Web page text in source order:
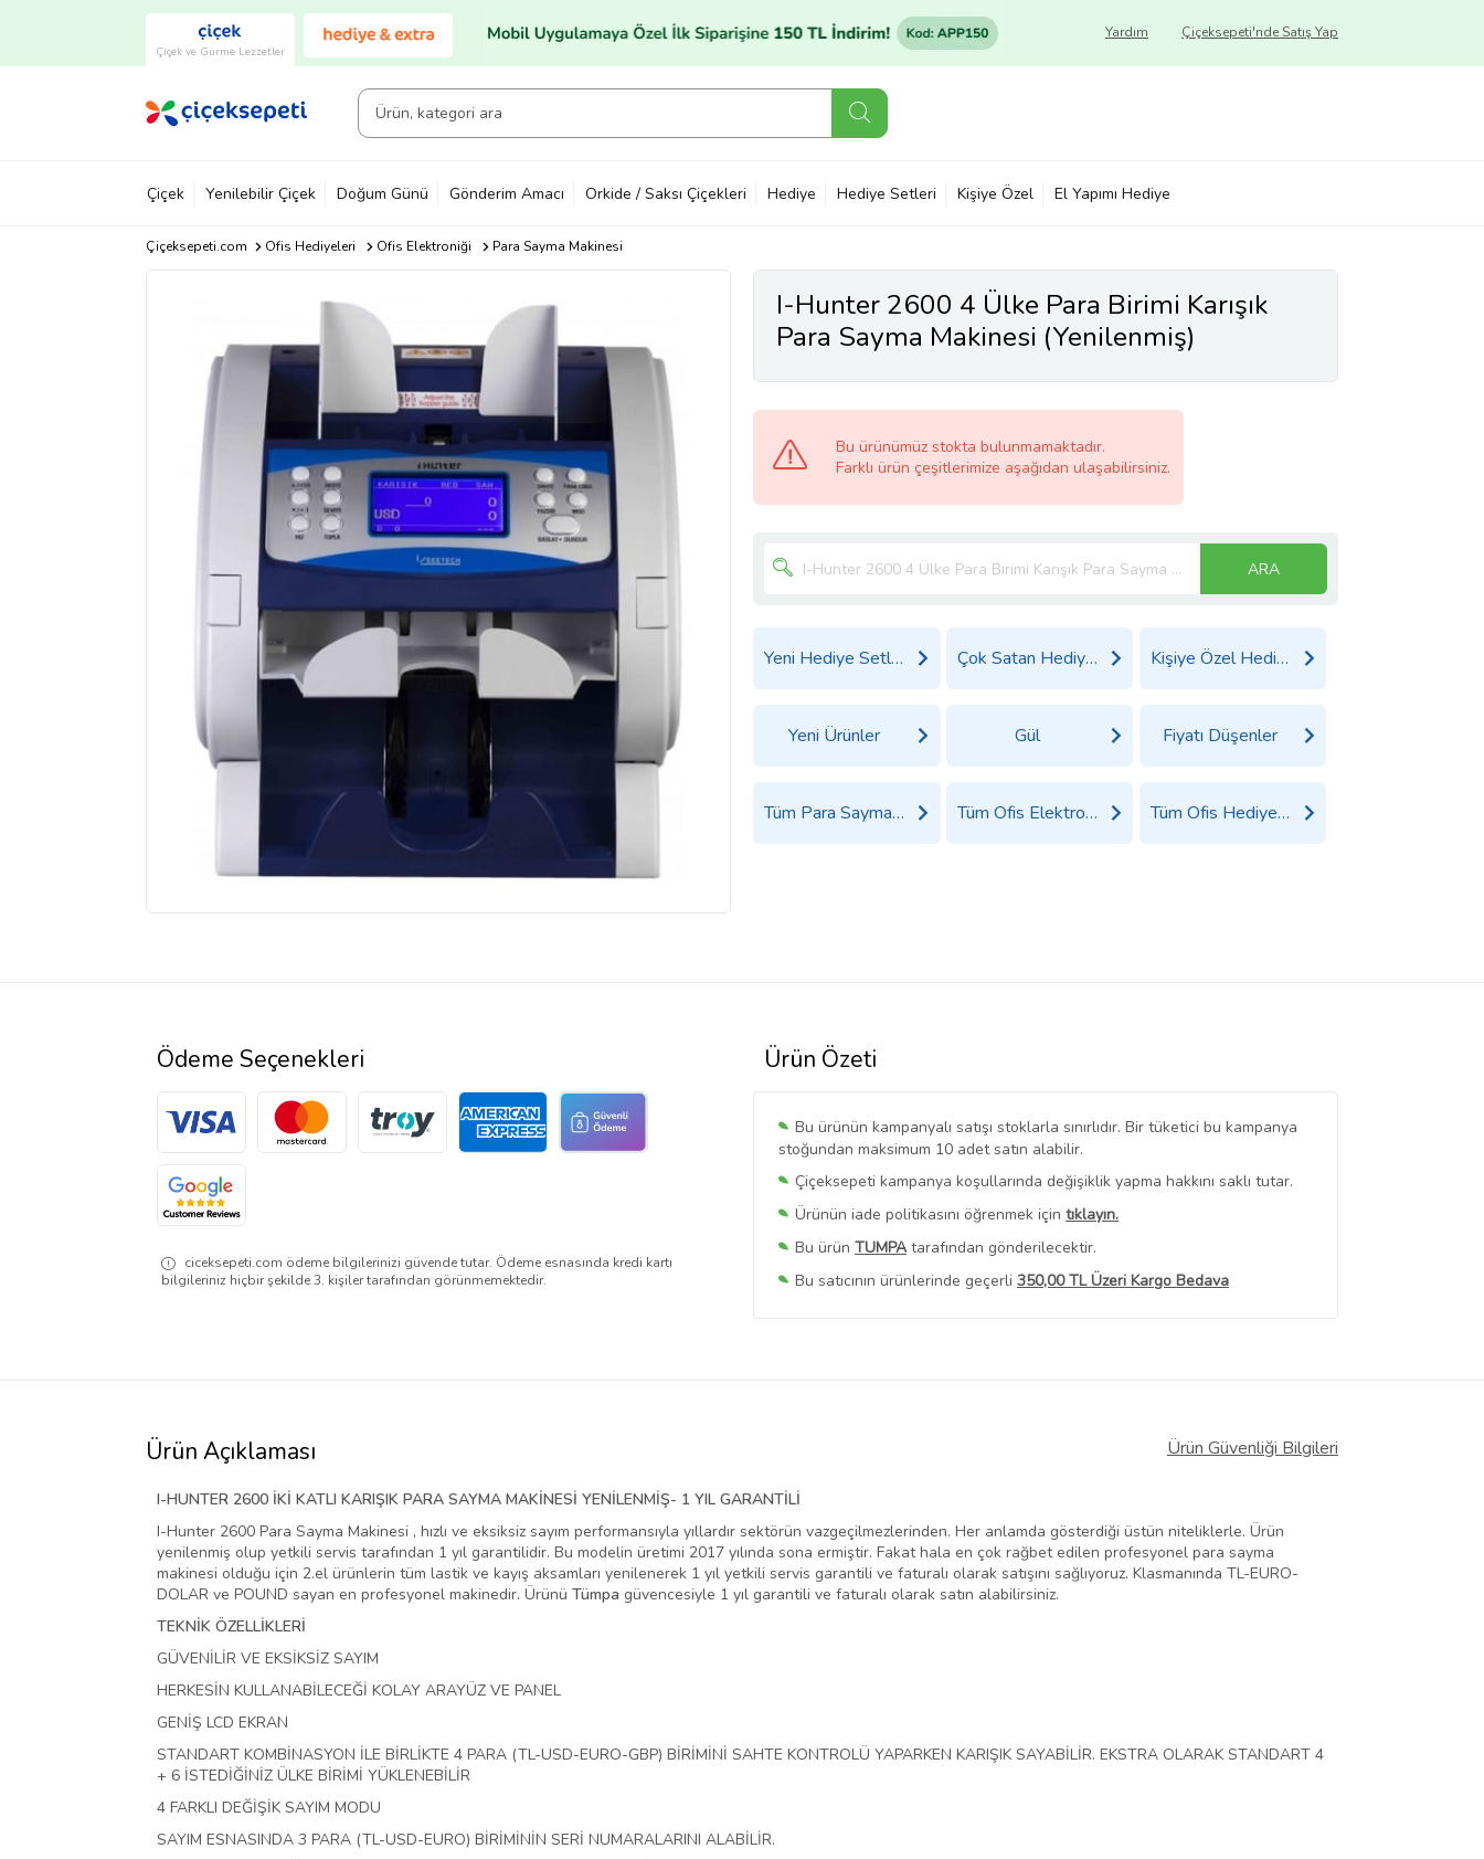
Çiçek ve Gurme Lezzetler
Çiçeksepeti'nde Satış Yap
Yardım
Çiçek Yenilebilir Çiçek Doğum Günü Gönderim Amacı Orkide / Saksı Çiçekleri Hediye Hediye Setleri Kişiye Özel El Yapımı Hediye
Çiçeksepeti.com Ofis Hediyeleri Ofis Elektroniği Para Sayma Makinesi
I-Hunter 2600 4 Ülke Para Birimi Karışık
Para Sayma Makinesi (Yenilenmiş)
Bu ürünümüz stokta bulunmamaktadır.
Farklı ürün çeşitlerimize aşağıdan ulaşabilirsiniz.
ARA
Yeni Hediye Setleri Çok Satan Hediyeler Kişiye Özel Hediyeler
Yeni Ürünler Gül Fiyatı Düşenler
Tüm Para Sayma Makinesi Ürünleri Tüm Ofis Elektroniği Ürünleri Tüm Ofis Hediyeleri Ürünleri
Ürün Özeti
Bu ürünün kampanyalı satışı stoklarla sınırlıdır. Bir tüketici bu kampanya
stoğundan maksimum 10 adet satın alabilir.
Çiçeksepeti kampanya koşullarında değişiklik yapma hakkını saklı tutar.
Ürünün iade politikasını öğrenmek için tıklayın.
Bu ürün TUMPAtarafından gönderilecektir.
Bu satıcının ürünlerinde geçerli 350,00 TL Üzeri Kargo Bedava
Bu SatıcınınTüm Ürünlerini Görüntüle
Ödeme Seçenekleri
ciceksepeti.com ödeme bilgilerinizi güvende tutar. Ödeme esnasında kredi kartı
bilgileriniz hiçbir şekilde 3. kişiler tarafından görünmemektedir.
Ürün Açıklaması Ürün Güvenliği Bilgileri
I-HUNTER 2600 İKİ KATLI KARIŞIK PARA SAYMA MAKİNESİ YENİLENMİŞ- 1 YIL GARANTİLİ
I-Hunter 2600 Para Sayma Makinesi , hızlı ve eksiksiz sayım performansıyla yıllardır sektörün vazgeçilmezlerinden. Her anlamda gösterdiği üstün niteliklerle. Ürün
yenilenmiş olup yetkili servis tarafından 1 yıl garantilidir. Bu modelin üretimi 2017 yılında sona ermiştir. Fakat hala en çok rağbet edilen profesyonel para sayma
makinesi olduğu için 2.el ürünlerin tüm lastik ve kayış aksamları yenilenerek 1 yıl yetkili servis garantili ve faturalı olarak satışını sağlıyoruz. Klasmanında TL-EURO-
DOLAR ve POUND sayan en profesyonel makinedir. Ürünü Tümpa güvencesiyle 1 yıl garantili ve faturalı olarak satın alabilirsiniz.
TEKNİK ÖZELLİKLERİ
GÜVENİLİR VE EKSİKSİZ SAYIM
HERKESİN KULLANABİLECEĞİ KOLAY ARAYÜZ VE PANEL
GENİŞ LCD EKRAN
STANDART KOMBİNASYON İLE BİRLİKTE 4 PARA (TL-USD-EURO-GBP) BİRİMİNİ SAHTE KONTROLÜ YAPARKEN KARIŞIK SAYABİLİR. EKSTRA OLARAK STANDART 4
+ 6 İSTEDİĞİNİZ ÜLKE BİRİMİ YÜKLENEBİLİR
4 FARKLI DEĞİŞİK SAYIM MODU
SAYIM ESNASINDA 3 PARA (TL-USD-EURO) BİRİMİNİN SERİ NUMARALARINI ALABİLİR.